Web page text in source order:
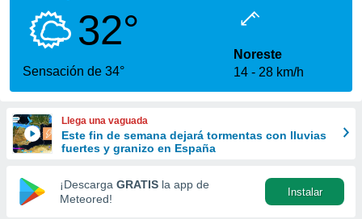
que se
calidad.
a este
las
y
forma
digital
basada
32°
Sensación de 34°
Noreste
14
28 km/h
Llega una vaguada
Este fin de semana dejará tormentas con lluvias
fuertes y granizo en España
¡Descarga GRATIS la app de
Meteored!
Instalar